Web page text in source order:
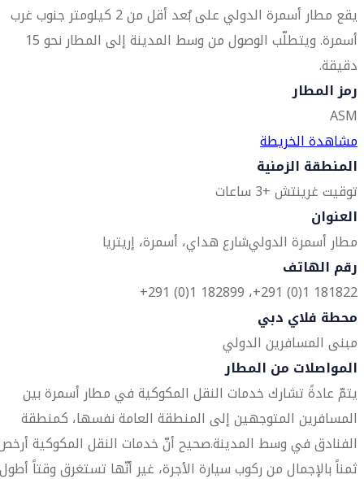
يقع مطار أسمرة الدولي على بُعد أقل من 2 كيلومتر جنوب غرب
أسمرة. ويتطلّب الوصول من وسط المدينة إلى المطار نحو 15
دقيقة.
رمز المطار
ASM
مشاهدة الخريطة
المنطقة الزمنية
توقيت غرينتش +3 ساعات
العنوان
مطار أسمرة الدوليشارع هداي، أسمرة، إريتريا
رقم الهاتف
181822 1(0) 291+، 182899 1(0) 291+
محطة فلاي دبي
مبنى المسافرين الدولي
المواصلات من المطار
يتمّ عادةً تشارك خدمات النقل المكوكية في مطار أسمرة بين
المسافرين المتوجهين إلى المنطقة العامة نفسها، كمنطقة
الفنادق في وسط المدينة.صحيح أنّ خدمات النقل المكوكية
ثمناً بالإجمال من ركوب سيارة الأجرة، غير أنّها تستغرق وقتاً أطول